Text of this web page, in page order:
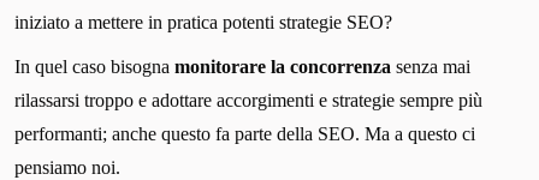
iniziato a mettere in pratica potenti strategie SEO?
In quel caso bisogna monitorare la concorrenza senza mai
rilassarsi troppo e adottare accorgimenti e strategie sempre più
performanti; anche questo fa parte della SEO. Ma a questo ci
pensiamo noi.